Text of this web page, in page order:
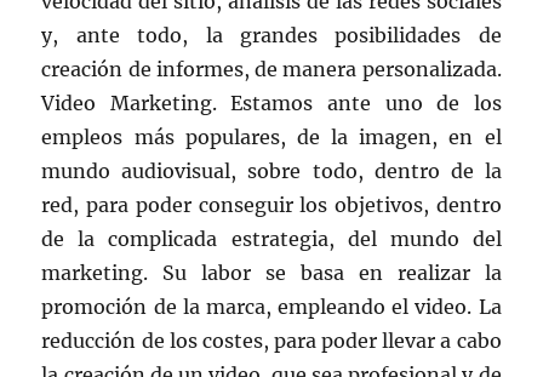
y, ante todo, la grandes posibilidades de
creación de informes, de manera personalizada.
Video Marketing. Estamos ante uno de los
empleos más populares, de la imagen, en el
mundo audiovisual, sobre todo, dentro de la
red, para poder conseguir los objetivos, dentro
de la complicada estrategia, del mundo del
marketing. Su labor se basa en realizar la
promoción de la marca, empleando el video. La
reducción de los costes, para poder llevar a cabo